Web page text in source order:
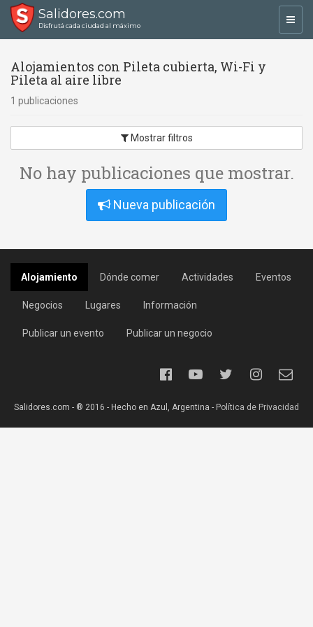
Salidores.com
Disfrutá cada ciudad al máximo
Alojamientos con Pileta cubierta, Wi-Fi y
Pileta al aire libre
1 publicaciones
Mostrar filtros
No hay publicaciones que mostrar.
Nueva publicación
Alojamiento Dónde comer Actividades Eventos
Negocios Lugares Información
Publicar un evento Publicar un negocio
Salidores.com - ® 2016 - Hecho en Azul, Argentina - Política de Privacidad